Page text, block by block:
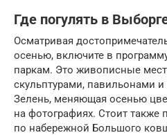
Где погулять в
Осматривая
осенью, включите в
паркам. Это живописные
скульптурами, павильонами
Зелень, меняющая осенью
на фотографиях. Стоит также
по набережной Большого